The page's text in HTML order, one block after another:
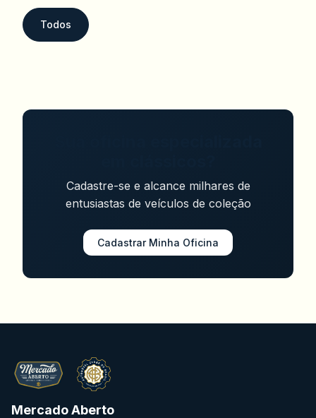
Todos
Cadastre-se e alcance milhares de
entusiastas de veículos de coleção
Cadastrar Minha Oficina
Mercado Aberto